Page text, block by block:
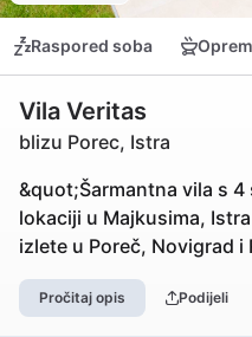
Raspored soba
Vila Veritas
blizu Porec, Istra
&quot;Šarmantna vila s
lokaciji u Majkusima,
izlete u Poreč, Novigrad i
Pročitaj opis Podijeli